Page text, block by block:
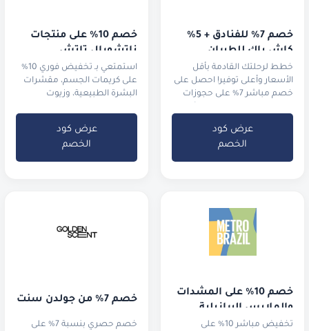
خصم 7% للفنادق + 5%
كاش باك للطيران
خطط لرحلتك القادمة بأقل
الأسعار وأعلى توفير! احصل على
خصم مباشر 7% على حجوزات
عرض كود
الخصم
خصم 10% على منتجات
ناتشورال تاتش
استمتعي بـ تخفيض فوري 10%
على كريمات الجسم، مقشرات
البشرة الطبيعية، وزيوت
عرض كود
الخصم
خصم 10% على المشدات
والملابس البرازيلية
تخفيض مباشر 10% على
خصم 7% من جولدن سنت
خصم حصري بنسبة 7% على